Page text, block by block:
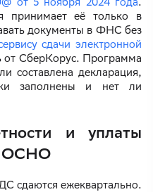
принимает её только в
документы в ФНС без
сдачи электронной
от СберКорус. Программа
составлена декларация,
заполнены и нет ли
и уплаты
ОСНО
сдаются ежеквартально.